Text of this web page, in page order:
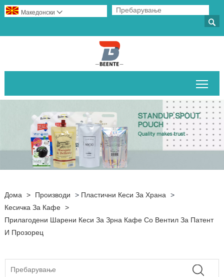

Македонски 
Дома > Производи > Пластични Кеси За Храна
>
Кесичка За Кафе >
Прилагодени Шарени Кеси За Зрна Кафе Со Вентил За Патент
И Прозорец